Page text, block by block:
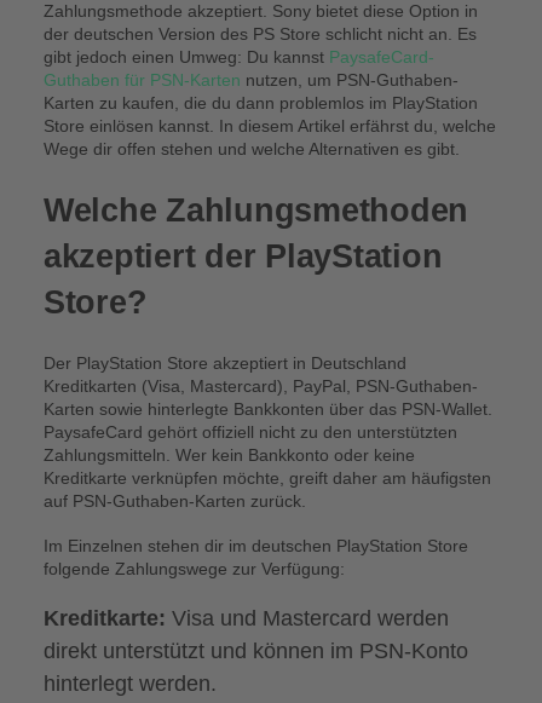
Zahlungsmethode akzeptiert. Sony bietet diese Option in
der deutschen Version des PS Store schlicht nicht an. Es
gibt jedoch einen Umweg: Du kannst PaysafeCard-
Guthaben für PSN-Karten nutzen, um PSN-Guthaben-
Karten zu kaufen, die du dann problemlos im PlayStation
Store einlösen kannst. In diesem Artikel erfährst du, welche
Wege dir offen stehen und welche Alternativen es gibt.
Welche Zahlungsmethoden
akzeptiert der PlayStation
Store?
Der PlayStation Store akzeptiert in Deutschland
Kreditkarten (Visa, Mastercard), PayPal, PSN-Guthaben-
Karten sowie hinterlegte Bankkonten über das PSN-Wallet.
PaysafeCard gehört offiziell nicht zu den unterstützten
Zahlungsmitteln. Wer kein Bankkonto oder keine
Kreditkarte verknüpfen möchte, greift daher am häufigsten
auf PSN-Guthaben-Karten zurück.
Im Einzelnen stehen dir im deutschen PlayStation Store
folgende Zahlungswege zur Verfügung:
Kreditkarte: Visa und Mastercard werden
direkt unterstützt und können im PSN-Konto
hinterlegt werden.